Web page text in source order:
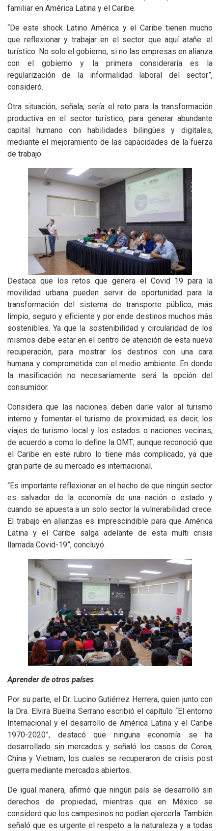
familiar en América Latina y el Caribe.
“De este shock Latino América y el Caribe tienen mucho
que reflexionar y trabajar en el sector que aquí atañe: el
turístico. No solo el gobierno, si no las empresas en alianza
con el gobierno y la primera consideraría es la
regularización de la informalidad laboral del sector”,
consideró.
Otra situación, señala, sería el reto para la transformación
productiva en el sector turístico, para generar abundante
capital humano con habilidades bilingües y digitales,
mediante el mejoramiento de las capacidades de la fuerza
de trabajo.
Destaca que los retos que genera el Covid 19 para la
movilidad urbana pueden servir de oportunidad para la
transformación del sistema de transporte público, más
limpio, seguro y eficiente y por ende destinos muchos más
sostenibles. Ya que la sostenibilidad y circularidad de los
mismos debe estar en el centro de atención de esta nueva
recuperación, para mostrar los destinos con una cara
humana y comprometida con el medio ambiente. En donde
la masificación no necesariamente será la opción del
consumidor.
Considera que las naciones deben darle valor al turismo
interno y fomentar el turismo de proximidad; es decir, los
viajes de turismo local y los estados o naciones vecinas,
de acuerdo a como lo define la OMT; aunque reconoció que
el Caribe en este rubro lo tiene más complicado, ya que
gran parte de su mercado es internacional.
“Es importante reflexionar en el hecho de que ningún sector
es salvador de la economía de una nación o estado y
cuando se apuesta a un solo sector la vulnerabilidad crece.
El trabajo en alianzas es imprescindible para que América
Latina y el Caribe salga adelante de esta multi crisis
llamada Covid-19”, concluyó.
Aprender de otros países
Por su parte, el Dr. Lucino Gutiérrez Herrera, quien junto con
la Dra. Elvira Buelna Serrano escribió el capítulo “El entorno
Internacional y el desarrollo de América Latina y el Caribe
1970-2020”, destacó que ninguna economía se ha
desarrollado sin mercados y señaló los casos de Corea,
China y Vietnam, los cuales se recuperaron de crisis post
guerra mediante mercados abiertos.
De igual manera, afirmó que ningún país se desarrolló sin
derechos de propiedad, mientras que en México se
consideró que los campesinos no podían ejercerla. También
señaló que es urgente el respeto a la naturaleza y a todas